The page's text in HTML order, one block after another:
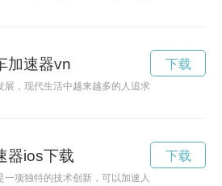
加速器vn
展，现代生活中越来越多的人追求极致的速度和
下载
器ios下载
一项独特的技术创新，可以加速人们对未知领域的
下载